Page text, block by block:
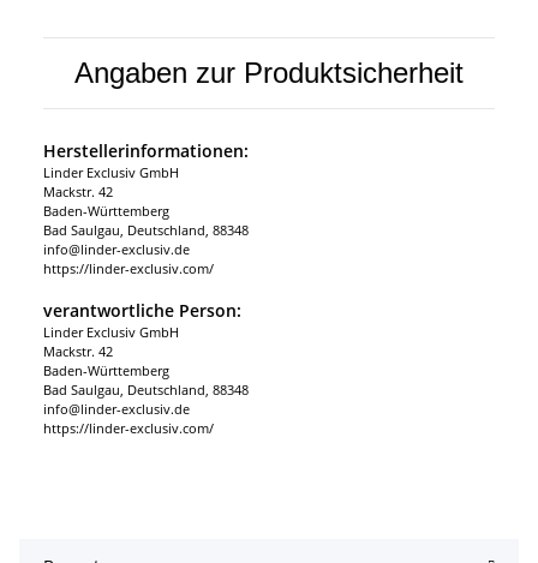
Angaben zur Produktsicherheit
Herstellerinformationen:
Linder Exclusiv GmbH
Mackstr. 42
Baden-Württemberg
Bad Saulgau, Deutschland, 88348
info@linder-exclusiv.de
https://linder-exclusiv.com/
verantwortliche Person:
Linder Exclusiv GmbH
Mackstr. 42
Baden-Württemberg
Bad Saulgau, Deutschland, 88348
info@linder-exclusiv.de
https://linder-exclusiv.com/